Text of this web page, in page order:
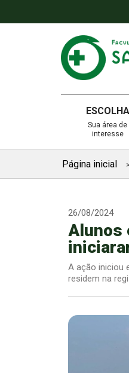
ESCOLHA
Sua área de
interesse
Página inicial
26/08/2024
Alunos
A ação iniciou
residem na